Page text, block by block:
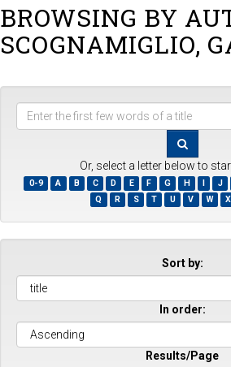
BROWSING BY
SCOGNAMIGLIO,
Enter
first
few
words
of
a
title
Or, select a letter below to
0-9 A B C D E F G H I J
Q
R S T U V W X
Sort by:
In order:
Results/Page